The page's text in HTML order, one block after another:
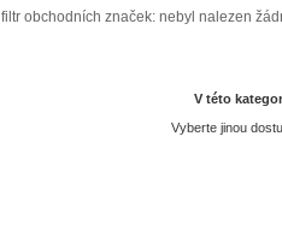
filtr obchodních značek: nebyl nalezen
V této
Vyberte jinou